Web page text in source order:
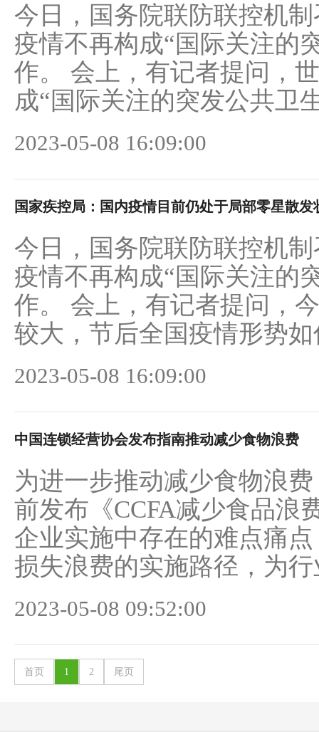
今日，国务院联防联控机
疫情不再构成“国际关注的
作。 会上，有记者提问，
成“国际关注的突发公共卫
2023-05-08 16:09:00
国家疾控局：国内疫情目前仍处于局部零星散
今日，国务院联防联控机
疫情不再构成“国际关注的
作。 会上，有记者提问，
较大，节后全国疫情形势如
2023-05-08 16:09:00
中国连锁经营协会发布指南推动减少食物浪费
为进一步推动减少食物浪
前发布《CCFA减少食品浪
企业实施中存在的难点痛
损失浪费的实施路径，为
2023-05-08 09:52:00
首页 1 2 尾页